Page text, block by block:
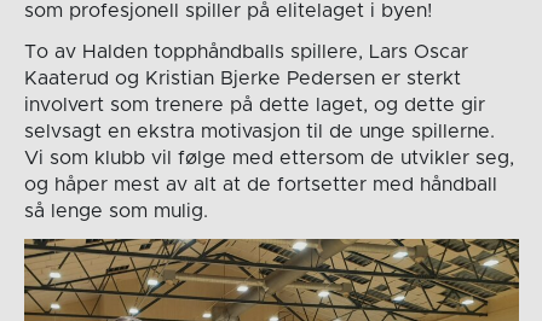
som profesjonell spiller på elitelaget i byen!
To av Halden topphåndballs spillere, Lars Oscar
Kaaterud og Kristian Bjerke Pedersen er sterkt
involvert som trenere på dette laget, og dette gir
selvsagt en ekstra motivasjon til de unge spillerne.
Vi som klubb vil følge med ettersom de utvikler seg,
og håper mest av alt at de fortsetter med håndball
så lenge som mulig.